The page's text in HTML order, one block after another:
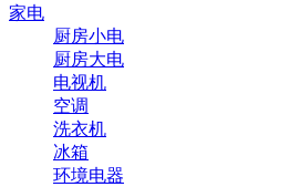
家电
厨房小电
厨房大电
电视机
空调
洗衣机
冰箱
环境电器